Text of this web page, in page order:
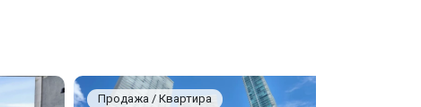
Продажа / Квартира